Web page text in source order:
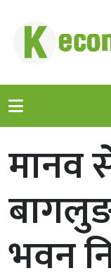
मानव
भवन